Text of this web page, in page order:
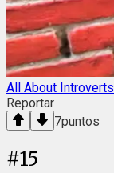
All About Introverts
Reportar
7puntos
#15